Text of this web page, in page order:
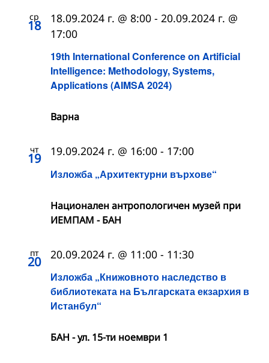
ср
18
19th International Conference on Artificial
Intelligence: Methodology, Systems,
Applications (AIMSA 2024)
18.09.2024 г. @ 8:00 - 20.09.2024 г. @
17:00
Варна
чт
19
Изложба „Архитектурни върхове“
19.09.2024 г. @ 16:00 - 17:00
Национален антропологичен музей при
ИЕМПАМ - БАН
пт
20
Изложба „Книжовното наследство в
библиотеката на Българската екзархия в
Истанбул“
20.09.2024 г. @ 11:00 - 11:30
БАН - ул. 15-ти ноември 1